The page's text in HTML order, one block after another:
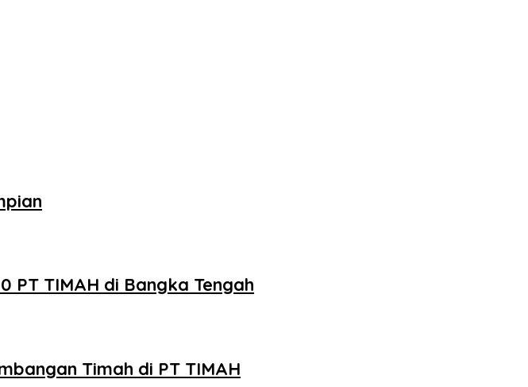
PT TIMAH di Bangka Tengah
Timah di PT TIMAH